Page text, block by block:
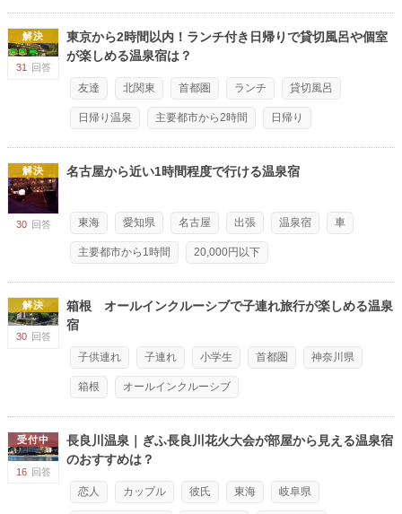
解決
31 回答
東京から2時間以内！ランチ付き日帰りで貸切風呂や個室
が楽しめる温泉宿は？
友達 北関東 首都圏 ランチ 貸切風呂
日帰り温泉 主要都市から2時間 日帰り
解決
30 回答
名古屋から近い1時間程度で行ける温泉宿
東海 愛知県 名古屋 出張 温泉宿 車
主要都市から1時間 20,000円以下
解決
30 回答
箱根 オールインクルーシブで子連れ旅行が楽しめる温泉
宿
子供連れ 子連れ 小学生 首都圏 神奈川県
箱根 オールインクルーシブ
受付中
16 回答
長良川温泉｜ぎふ長良川花火大会が部屋から見える温泉宿
のおすすめは？
恋人 カップル 彼氏 東海 岐阜県